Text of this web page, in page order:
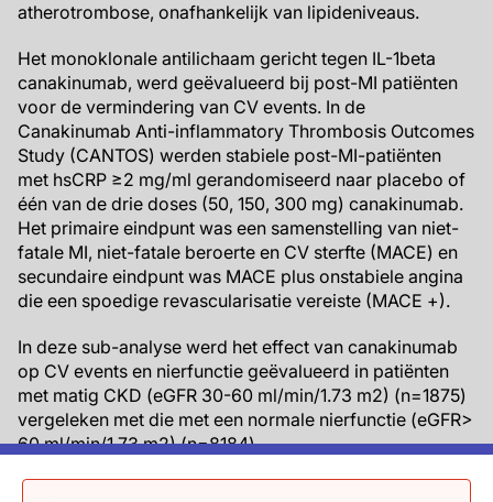
atherotrombose, onafhankelijk van lipideniveaus.
Het monoklonale antilichaam gericht tegen IL-1beta
canakinumab, werd geëvalueerd bij post-MI patiënten
voor de vermindering van CV events. In de
Canakinumab Anti-inflammatory Thrombosis Outcomes
Study (CANTOS) werden stabiele post-MI-patiënten
met hsCRP ≥2 mg/ml gerandomiseerd naar placebo of
één van de drie doses (50, 150, 300 mg) canakinumab.
Het primaire eindpunt was een samenstelling van niet-
fatale MI, niet-fatale beroerte en CV sterfte (MACE) en
secundaire eindpunt was MACE plus onstabiele angina
die een spoedige revascularisatie vereiste (MACE +).
In deze sub-analyse werd het effect van canakinumab
op CV events en nierfunctie geëvalueerd in patiënten
met matig CKD (eGFR 30-60 ml/min/1.73 m2) (n=1875)
vergeleken met die met een normale nierfunctie (eGFR>
60 ml/min/1.73 m2) (n=8184).
Belangrijkste resultaten